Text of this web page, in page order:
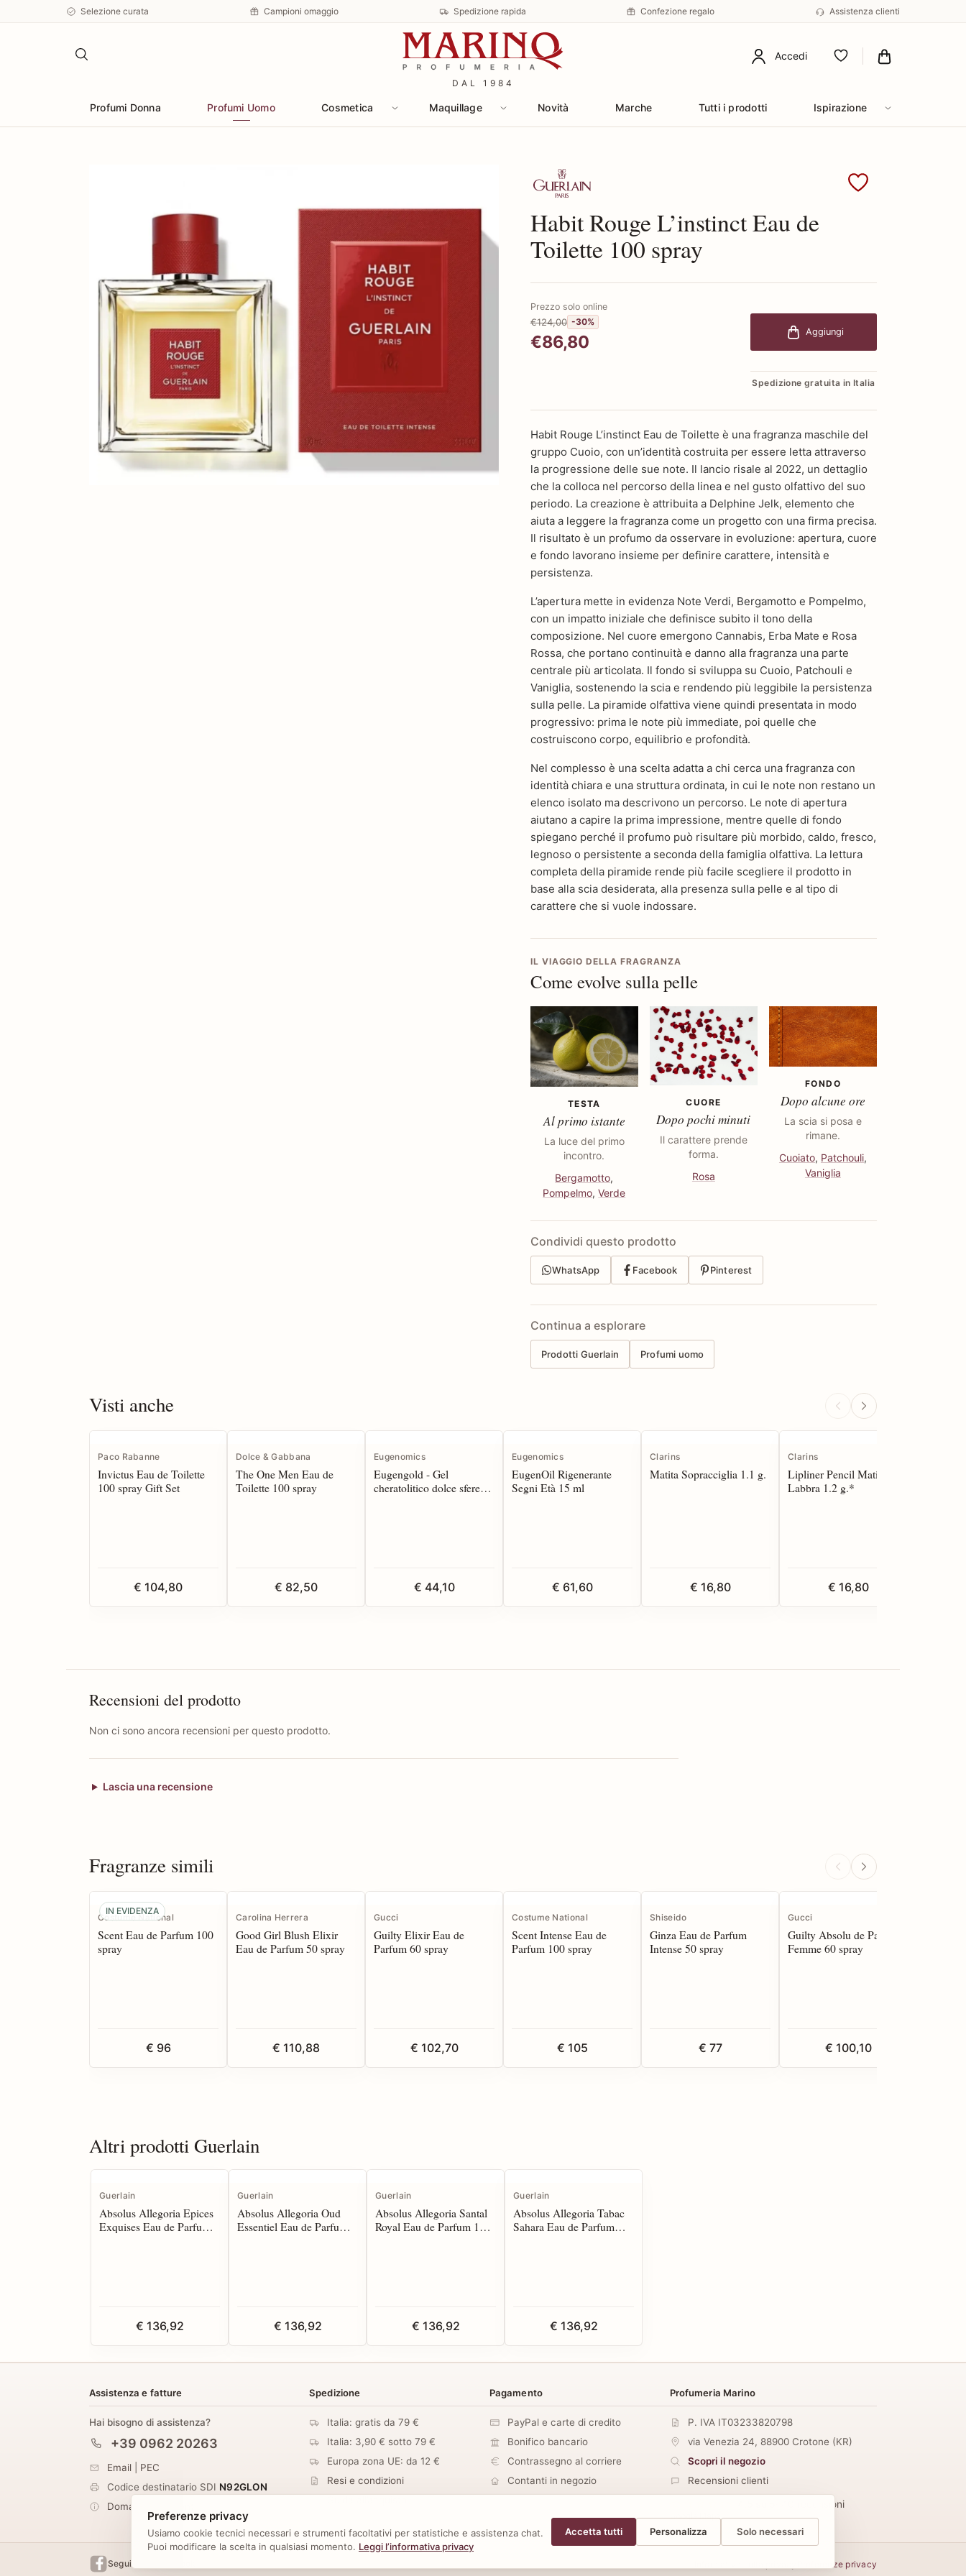
Selezione curata Campioni omaggio Spedizione rapida Confezione regalo Assistenza clienti
DAL 1984
Accedi
Preferiti
Profumi Donna Profumi Uomo Cosmetica Maquillage Novità Marche Tutti i prodotti Ispirazione
Scopri i prodotti Guerlain
Habit Rouge L’instinct Eau de
Toilette 100 spray
Prezzo solo online
€124,00 -30%
€86,80 Aggiungi
Spedizione gratuita in Italia
Habit Rouge L’instinct Eau de Toilette è una fragranza maschile del
gruppo Cuoio, con un’identità costruita per essere letta attraverso
la progressione delle sue note. Il lancio risale al 2022, un dettaglio
che la colloca nel percorso della linea e nel gusto olfattivo del suo
periodo. La creazione è attribuita a Delphine Jelk, elemento che
aiuta a leggere la fragranza come un progetto con una firma precisa.
Il risultato è un profumo da osservare in evoluzione: apertura, cuore
e fondo lavorano insieme per definire carattere, intensità e
persistenza.
L’apertura mette in evidenza Note Verdi, Bergamotto e Pompelmo,
con un impatto iniziale che definisce subito il tono della
composizione. Nel cuore emergono Cannabis, Erba Mate e Rosa
Rossa, che portano continuità e danno alla fragranza una parte
centrale più articolata. Il fondo si sviluppa su Cuoio, Patchouli e
Vaniglia, sostenendo la scia e rendendo più leggibile la persistenza
sulla pelle. La piramide olfattiva viene quindi presentata in modo
progressivo: prima le note più immediate, poi quelle che
costruiscono corpo, equilibrio e profondità.
Nel complesso è una scelta adatta a chi cerca una fragranza con
identità chiara e una struttura ordinata, in cui le note non restano un
elenco isolato ma descrivono un percorso. Le note di apertura
aiutano a capire la prima impressione, mentre quelle di fondo
spiegano perché il profumo può risultare più morbido, caldo, fresco,
legnoso o persistente a seconda della famiglia olfattiva. La lettura
completa della piramide rende più facile scegliere il prodotto in
base alla scia desiderata, alla presenza sulla pelle e al tipo di
carattere che si vuole indossare.
IL VIAGGIO DELLA FRAGRANZA
Come evolve sulla pelle
TESTA
Al primo istante
La luce del primo
incontro.
Bergamotto,
Pompelmo,Verde
CUORE
Dopo pochi minuti
Il carattere prende
forma.
Rosa
FONDO
Dopo alcune ore
La scia si posa e
rimane.
Cuoiato, Patchouli,
Vaniglia
Condividi questo prodotto
WhatsApp Facebook Pinterest
Continua a esplorare
Prodotti Guerlain Profumi uomo
Visti anche
Paco Rabanne
Invictus Eau de Toilette
100 spray Gift Set
€ 104,80
Dolce & Gabbana
The One Men Eau de
Toilette 100 spray
€ 82,50
Eugenomics
Eugengold - Gel
cheratolitico dolce sfere
€ 44,10
Eugenomics
EugenOil Rigenerante
Segni Età 15 ml
€ 61,60
Clarins
Matita Sopracciglia 1.1 g.
€ 16,80
Clarins
Lipliner Pencil Matita
Labbra 1.2 g.*
€ 16,80
Recensioni del prodotto
Non ci sono ancora recensioni per questo prodotto.
Lascia una recensione
Fragranze simili
IN EVIDENZA
Costume National
Scent Eau de Parfum 100
spray
€ 96
Carolina Herrera
Good Girl Blush Elixir
Eau de Parfum 50 spray
€ 110,88
Gucci
Guilty Elixir Eau de
Parfum 60 spray
€ 102,70
Costume National
Scent Intense Eau de
Parfum 100 spray
€ 105
Shiseido
Ginza Eau de Parfum
Intense 50 spray
€ 77
Gucci
Guilty Absolu de Parfum
Femme 60 spray
€ 100,10
Altri prodotti Guerlain
Guerlain
Absolus Allegoria Epices
Exquises Eau de Parfum
€ 136,92
Guerlain
Absolus Allegoria Oud
Essentiel Eau de Parfum
€ 136,92
Guerlain
Absolus Allegoria Santal
Royal Eau de Parfum 125
€ 136,92
Guerlain
Absolus Allegoria Tabac
Sahara Eau de Parfum
€ 136,92
Assistenza e fatture
Hai bisogno di assistenza?
+39 0962 20263
Email
PEC
Codice destinatario SDI N92GLON
Domande frequenti
Spedizione
Italia: gratis da 79 €
Italia: 3,90 € sotto 79 €
Europa zona UE: da 12 €
Resi e condizioni
Pagamento
PayPal e carte di credito
Bonifico bancario
Contrassegno al corriere
Contanti in negozio
Profumeria Marino
P. IVA IT03233820798
via Venezia 24, 88900 Crotone (KR)
Scopri il negozio
Recensioni clienti
· 40 recensioni
Google Maps
Seguici su Facebook Preferenze privacy
Preferenze privacy
Usiamo cookie tecnici necessari e strumenti facoltativi per statistiche e assistenza chat.
Puoi modificare la scelta in qualsiasi momento. Leggi l’informativa privacy
Accetta tutti Personalizza Solo necessari